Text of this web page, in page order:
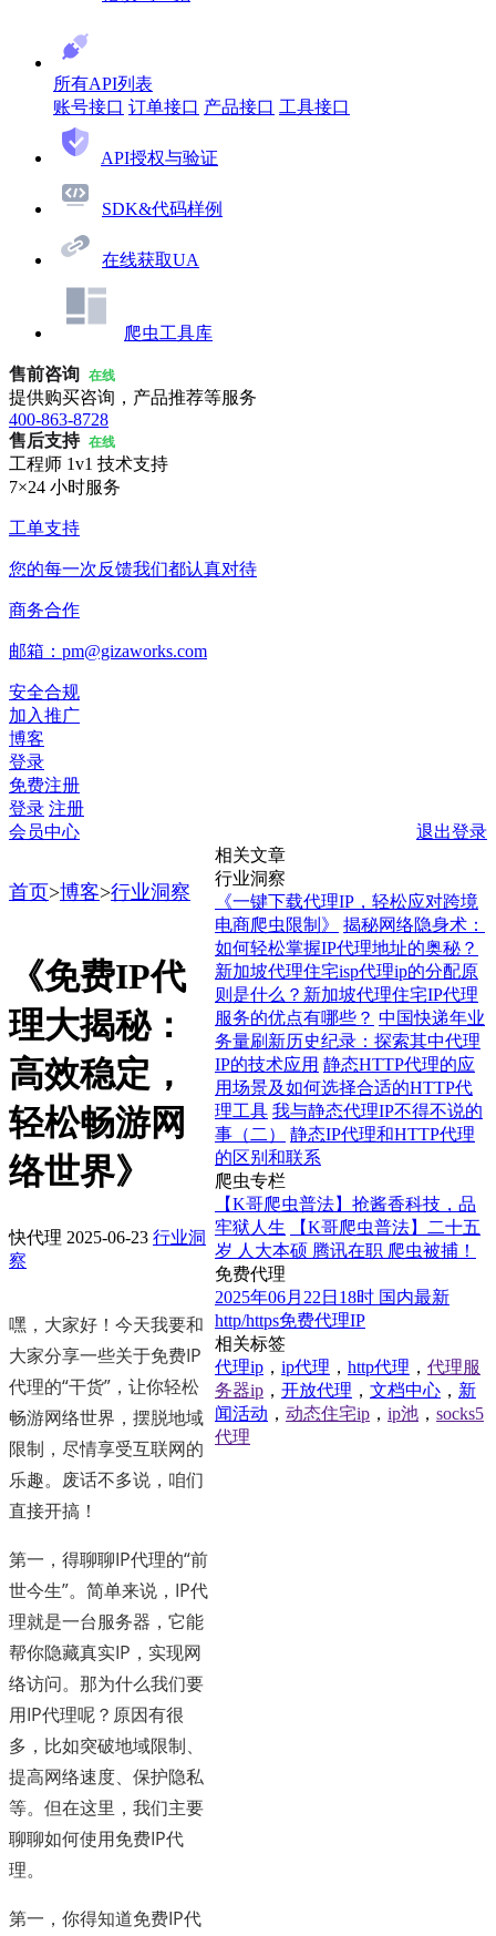
所有API列表
账号接口 订单接口 产品接口 工具接口
API授权与验证
SDK&代码样例
在线获取UA
爬虫工具库
售前咨询 在线
提供购买咨询，产品推荐等服务
400-863-8728
售后支持 在线
工程师 1v1 技术支持
7×24 小时服务
工单支持
您的每一次反馈我们都认真对待
商务合作
邮箱：pm@gizaworks.com
安全合规
加入推广
博客
登录
免费注册
登录 注册
会员中心
退出登录
首页>博客>行业洞察
《免费IP代
理大揭秘：
高效稳定，
轻松畅游网
络世界》
快代理 2025-06-23 行业洞
察
嘿，大家好！今天我要和
大家分享一些关于免费IP
代理的“干货”，让你轻松
畅游网络世界，摆脱地域
限制，尽情享受互联网的
乐趣。废话不多说，咱们
直接开搞！
第一，得聊聊IP代理的“前
世今生”。简单来说，IP代
理就是一台服务器，它能
帮你隐藏真实IP，实现网
络访问。那为什么我们要
用IP代理呢？原因有很
多，比如突破地域限制、
提高网络速度、保护隐私
等。但在这里，我们主要
聊聊如何使用免费IP代
理。
第一，你得知道免费IP代
相关文章
行业洞察
《一键下载代理IP，轻松应对跨境
电商爬虫限制》
揭秘网络隐身术：
如何轻松掌握IP代理地址的奥秘？
新加坡代理住宅isp代理ip的分配原
则是什么？新加坡代理住宅IP代理
服务的优点有哪些？ 中国快递年业
务量刷新历史纪录：探索其中代理
IP的技术应用 静态HTTP代理的应
用场景及如何选择合适的HTTP代
理工具 我与静态代理IP不得不说的
事（二）
静态IP代理和HTTP代理
的区别和联系
爬虫专栏
【K哥爬虫普法】抢酱香科技，品
牢狱人生
【K哥爬虫普法】二十五
岁 人大本硕 腾讯在职 爬虫被捕！
免费代理
2025年06月22日18时 国内最新
http/https免费代理IP
相关标签
代理ip ， ip代理 ， http代理 ， 代理服
务器ip ， 开放代理 ， 文档中心 ， 新
闻活动 ， 动态住宅ip ， ip池 ， socks5
代理